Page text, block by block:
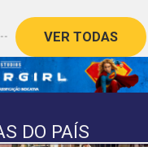
VER TODAS
DO PAÍS